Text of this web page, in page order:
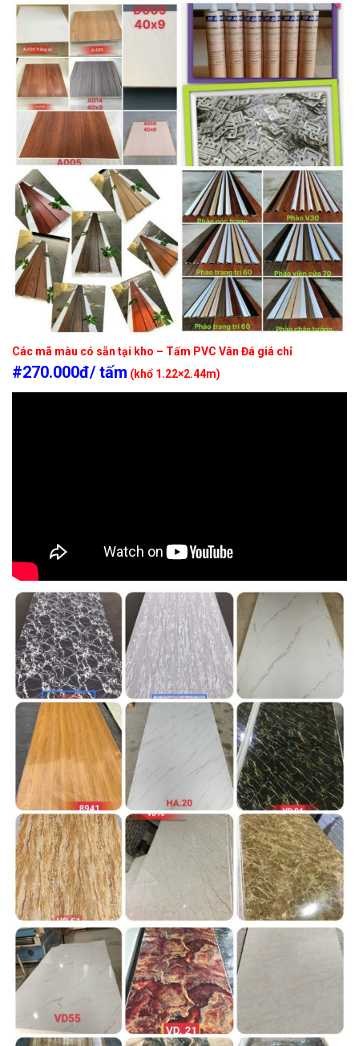
Các mã màu có sẵn tại kho – Tấm PVC Vân Đá giá chỉ
#270.000đ/ tấm (khổ 1.22×2.44m)